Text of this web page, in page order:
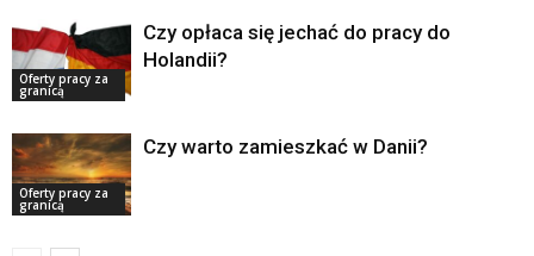
Oferty pracy za
granicą
Czy opłaca się jechać do pracy do
Holandii?
Oferty pracy za
granicą
Czy warto zamieszkać w Danii?